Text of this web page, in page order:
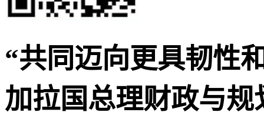
“共同迈向更具韧性
加拉国总理财政与